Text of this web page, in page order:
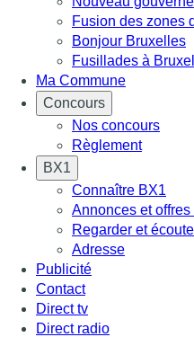
Fusion des zones
Bonjour Bruxelles
Fusillades à
Ma Commune
Concours
Nos concours
Règlement
BX1
Connaître BX1
Annonces et
Regarder et
Adresse
Publicité
Contact
Direct tv
Direct radio